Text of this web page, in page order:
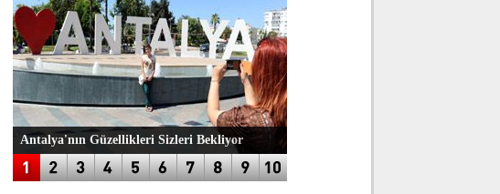
Antalya'nın Güzellikleri Sizleri Bekliyor